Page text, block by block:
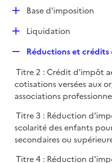
l
i
e
D
e
r
Base d'imposition
D
l
i
e
r
Liquidation
p
l
i
e
Réductions et
Titre 2 : Crédit d'impôt
cotisations versées aux
associations
Titre 3 : Réduction
scolarité des enfants
secondaires ou
Titre 4 : Réduction